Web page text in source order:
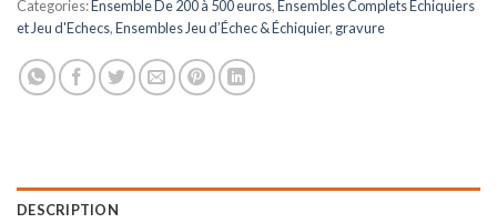
Categories:Ensemble De 200 à 500 euros,Ensembles Complets Echiquiers
et Jeu d'Echecs,Ensembles Jeu d’Échec & Échiquier, gravure
DESCRIPTION